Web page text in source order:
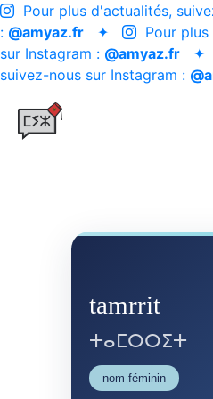
Pour plus d'actualités,
: @amyaz.fr ✦
Pour
sur Instagram : @amyaz.fr ✦
suivez-nous sur Instagram :
tamrrit
ⵜⴰⵎⵔⵔⵉⵜ
nom féminin